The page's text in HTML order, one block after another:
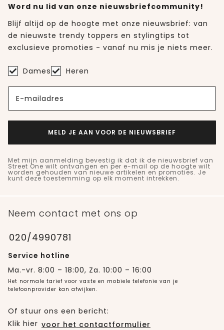
Word nu lid van onze nieuwsbriefcommunity!
Blijf altijd op de hoogte met onze nieuwsbrief: van
de nieuwste trendy toppers en stylingtips tot
exclusieve promoties - vanaf nu mis je niets meer.
Dames Heren
E-mailadres
MELD JE AAN VOOR DE NIEUWSBRIEF
Met mijn aanmelding bevestig ik dat ik de nieuwsbrief van
Street One wilt ontvangen en per e-mail op de hoogte wilt
worden gehouden van nieuwe artikelen en promoties. Je
kunt deze toestemming op elk moment intrekken.
Neem contact met ons op
020/4990781
Service hotline
Ma.-vr. 8:00 – 18:00, Za. 10:00 – 16:00
Het normale tarief voor vaste en mobiele telefonie van je
telefoonprovider kan afwijken.
Of stuur ons een bericht:
Klik hier voor het contactformulier